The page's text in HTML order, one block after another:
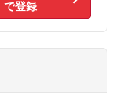
で登録